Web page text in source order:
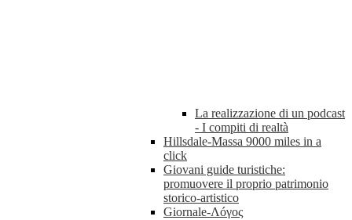
La realizzazione di un podcast
- I compiti di realtà
Hillsdale-Massa 9000 miles in a
click
Giovani guide turistiche:
promuovere il proprio patrimonio
storico-artistico
Giornale-Λóγος